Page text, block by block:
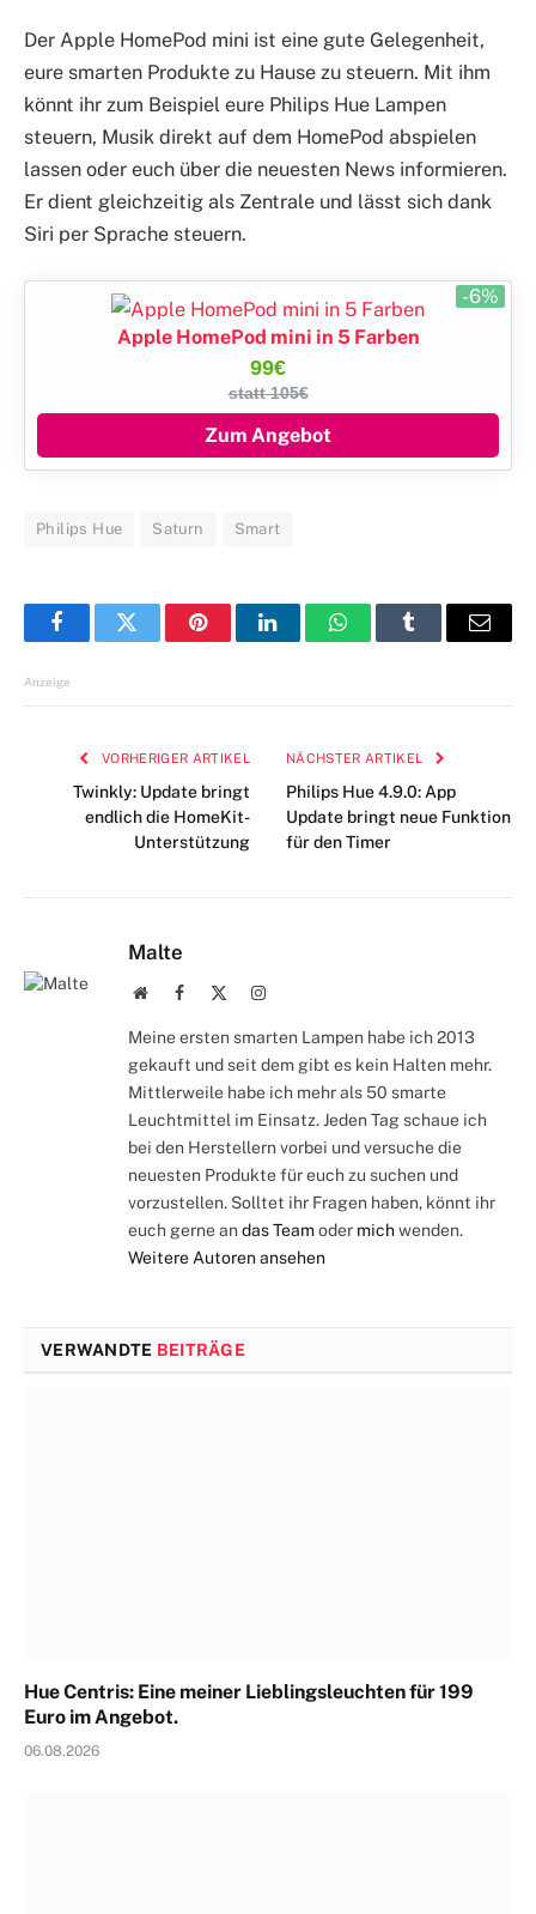
Der Apple HomePod mini ist eine gute Gelegenheit,
eure smarten Produkte zu Hause zu steuern. Mit ihm
könnt ihr zum Beispiel eure Philips Hue Lampen
steuern, Musik direkt auf dem HomePod abspielen
lassen oder euch über die neuesten News informieren.
Er dient gleichzeitig als Zentrale und lässt sich dank
Siri per Sprache steuern.
-6%
Apple HomePod mini in 5 Farben
99€
statt 105€
Zum Angebot
Philips Hue Saturn Smart
FacebookTwitter PinterestLinkedInWhatsAppTumblr E-
Anzeige
VORHERIGER ARTIKEL
Twinkly: Update bringt
endlich die HomeKit-
Unterstützung
NÄCHSTER ARTIKEL
Philips Hue 4.9.0: App
Update bringt neue Funktion
für den Timer
Malte
WebseiteFacebook Instagram
Meine ersten smarten Lampen habe ich 2013
gekauft und seit dem gibt es kein Halten mehr.
Mittlerweile habe ich mehr als 50 smarte
Leuchtmittel im Einsatz. Jeden Tag schaue ich
bei den Herstellern vorbei und versuche die
neuesten Produkte für euch zu suchen und
vorzustellen. Solltet ihr Fragen haben, könnt ihr
euch gerne andas Teamoder michwenden.
Weitere Autoren ansehen
VERWANDTE BEITRÄGE
Hue Centris: Eine meiner Lieblingsleuchten für 199
Euro im Angebot.
06.08.2026